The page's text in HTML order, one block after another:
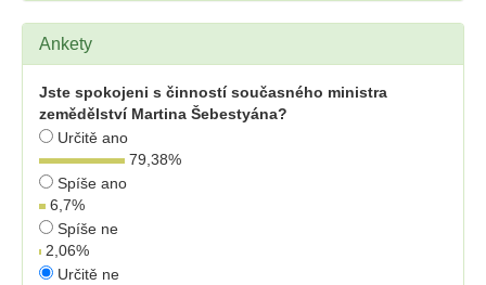
Ankety
Jste spokojeni s činností současného ministra
zemědělství Martina Šebestyána?
Určitě ano
79,38%
Spíše ano
6,7%
Spíše ne
2,06%
Určitě ne